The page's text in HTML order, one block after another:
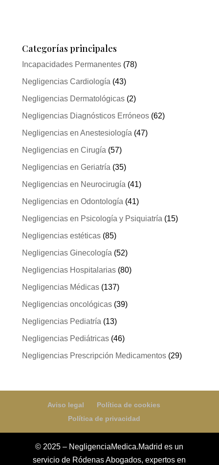
Categorías principales
Incapacidades Permanentes(78)
Negligencias Cardiología (43)
Negligencias Dermatológicas(2)
Negligencias Diagnósticos Erróneos(62)
Negligencias en Anestesiología (47)
Negligencias en Cirugía (57)
Negligencias en Geriatría (35)
Negligencias en Neurocirugía (41)
Negligencias en Odontología (41)
Negligencias en Psicología y Psiquiatría (15)
Negligencias estéticas(85)
Negligencias Ginecología (52)
Negligencias Hospitalarias(80)
Negligencias Médicas(137)
Negligencias oncológicas(39)
Negligencias Pediatría (13)
Negligencias Pediátricas(46)
Negligencias Prescripción Medicamentos(29)
Aviso legal
Política de cookies
Política de privacidad
© 2025 – NegligenciaMedica.Madrid es un
servicio de Ródenas Abogados, expertos en